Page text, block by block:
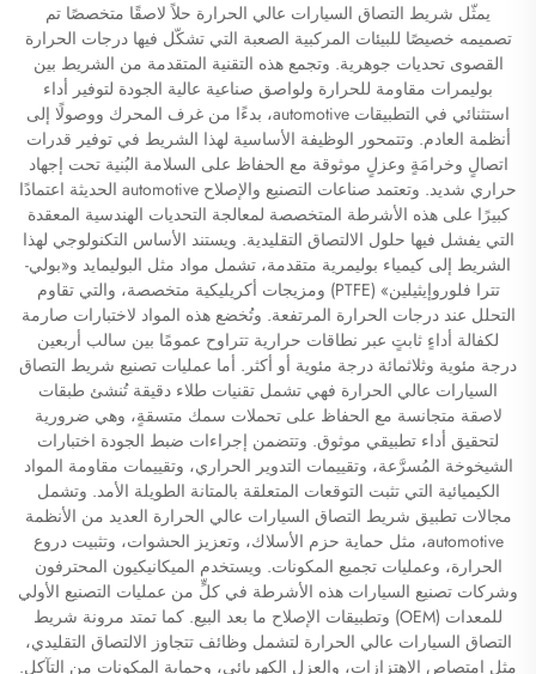
يمثّل شريط التصاق السيارات عالي الحرارة حلاً لاصقًا متخصصًا تم
تصميمه خصيصًا للبيئات المركبية الصعبة التي تشكّل فيها درجات الحرارة
القصوى تحديات جوهرية. وتجمع هذه التقنية المتقدمة من الشريط بين
بوليمرات مقاومة للحرارة ولواصق صناعية عالية الجودة لتوفير أداء
استثنائي في التطبيقات automotive، بدءًا من غرف المحرك ووصولًا إلى
أنظمة العادم. وتتمحور الوظيفة الأساسية لهذا الشريط في توفير قدرات
اتصالٍ وخرامَةٍ وعزلٍ موثوقة مع الحفاظ على السلامة البُنية تحت إجهاد
حراري شديد. وتعتمد صناعات التصنيع والإصلاح automotive الحديثة اعتمادًا
كبيرًا على هذه الأشرطة المتخصصة لمعالجة التحديات الهندسية المعقدة
التي يفشل فيها حلول الالتصاق التقليدية. ويستند الأساس التكنولوجي لهذا
الشريط إلى كيمياء بوليمرية متقدمة، تشمل مواد مثل البوليمايد و«بولي-
تترا فلوروإيثيلين» (PTFE) ومزيجات أكريليكية متخصصة، والتي تقاوم
التحلل عند درجات الحرارة المرتفعة. وتُخضع هذه المواد لاختبارات صارمة
لكفالة أداءٍ ثابتٍ عبر نطاقات حرارية تتراوح عمومًا بين سالب أربعين
درجة مئوية وثلاثمائة درجة مئوية أو أكثر. أما عمليات تصنيع شريط التصاق
السيارات عالي الحرارة فهي تشمل تقنيات طلاء دقيقة تُنشئ طبقات
لاصقة متجانسة مع الحفاظ على تحملات سمك متسقةٍ، وهي ضرورية
لتحقيق أداء تطبيقي موثوق. وتتضمن إجراءات ضبط الجودة اختبارات
الشيخوخة المُسرَّعة، وتقييمات التدوير الحراري، وتقييمات مقاومة المواد
الكيميائية التي تثبت التوقعات المتعلقة بالمتانة الطويلة الأمد. وتشمل
مجالات تطبيق شريط التصاق السيارات عالي الحرارة العديد من الأنظمة
automotive، مثل حماية حزم الأسلاك، وتعزيز الحشوات، وتثبيت دروع
الحرارة، وعمليات تجميع المكونات. ويستخدم الميكانيكيون المحترفون
وشركات تصنيع السيارات هذه الأشرطة في كلٍّ من عمليات التصنيع الأولي
للمعدات (OEM) وتطبيقات الإصلاح ما بعد البيع. كما تمتد مرونة شريط
التصاق السيارات عالي الحرارة لتشمل وظائف تتجاوز الالتصاق التقليدي،
مثل امتصاص الاهتزازات، والعزل الكهربائي، وحماية المكونات من التآكل.